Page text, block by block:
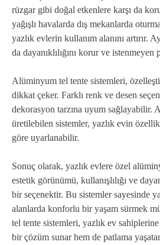
rüzgar gibi doğal etkenlere karşı da
yağışlı havalarda dış mekanlarda
yazlık evlerin kullanım alanını artırır.
da dayanıklılığını korur ve istenmeyen
Alüminyum tel tente sistemleri,
dikkat çeker. Farklı renk ve desen
dekorasyon tarzına uyum sağlayabilir.
üretilebilen sistemler, yazlık evin
göre uyarlanabilir.
Sonuç olarak, yazlık evlere özel
estetik görünümü, kullanışlılığı ve
bir seçenektir. Bu sistemler sayesinde
alanlarda konforlu bir yaşam sürmek
tel tente sistemleri, yazlık ev sahiplerine
bir çözüm sunar hem de patlama